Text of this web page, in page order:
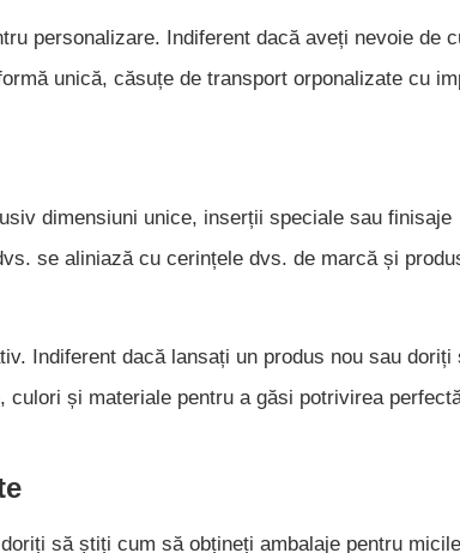
personalizare. Indiferent dacă aveți nevoie de
unică, căsuțe de transport orponalizate cu
dimensiuni unice, inserții speciale sau finisaje
se aliniază cu cerințele dvs. de marcă și
Indiferent dacă lansați un produs nou sau doriți
și materiale pentru a găsi potrivirea
să știți cum să obțineți ambalaje pentru